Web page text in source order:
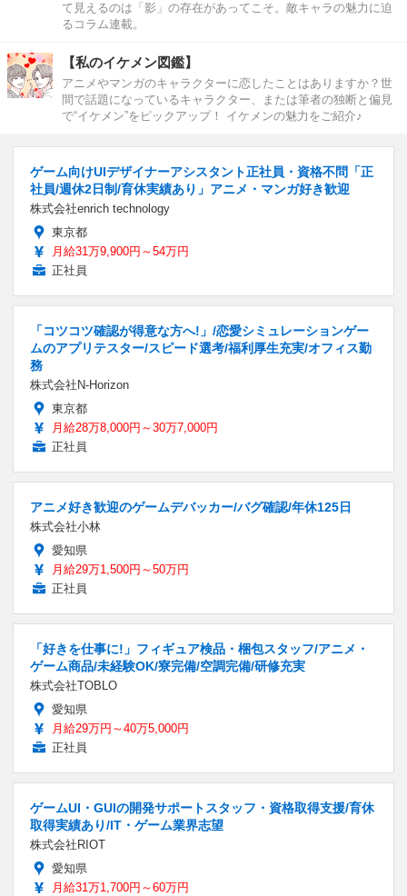
て見えるのは「影」の存在があってこそ。敵キャラの魅力に迫
るコラム連載。
【私のイケメン図鑑】
アニメやマンガのキャラクターに恋したことはありますか？世
間で話題になっているキャラクター、または筆者の独断と偏見
で“イケメン”をピックアップ！ イケメンの魅力をご紹介♪
ゲーム向けUIデザイナーアシスタント正社員・資格不問「正
社員/週休2日制/育休実績あり」アニメ・マンガ好き歓迎
株式会社enrich technology
東京都
月給31万9,900円～54万円
正社員
「コツコツ確認が得意な方へ!」/恋愛シミュレーションゲー
ムのアプリテスター/スピード選考/福利厚生充実/オフィス勤
務
株式会社N-Horizon
東京都
月給28万8,000円～30万7,000円
正社員
アニメ好き歓迎のゲームデバッカー/バグ確認/年休125日
株式会社小林
愛知県
月給29万1,500円～50万円
正社員
「好きを仕事に!」フィギュア検品・梱包スタッフ/アニメ・
ゲーム商品/未経験OK/寮完備/空調完備/研修充実
株式会社TOBLO
愛知県
月給29万円～40万5,000円
正社員
ゲームUI・GUIの開発サポートスタッフ・資格取得支援/育休
取得実績あり/IT・ゲーム業界志望
株式会社RIOT
愛知県
月給31万1,700円～60万円